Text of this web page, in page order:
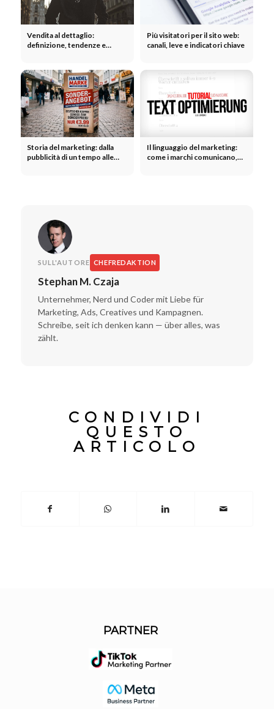
Vendita al dettaglio:
definizione, tendenze e
Più visitatori per il sito web:
canali, leve e indicatori chiave
Storia del marketing: dalla
pubblicità di un tempo alle
Il linguaggio del marketing:
come i marchi comunicano,
SULL'AUTORE CHEFREDAKTION
Stephan M. Czaja
Unternehmer, Nerd und Coder mit Liebe für
Marketing, Ads, Creatives und Kampagnen.
Schreibe, seit ich denken kann — über alles, was
zählt.
CONDIVIDI
QUESTO
ARTICOLO
PARTNER